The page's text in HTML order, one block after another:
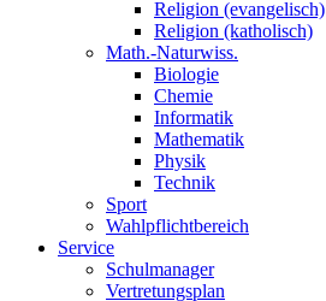
Religion (evangelisch)
Religion (katholisch)
Math.-Naturwiss.
Biologie
Chemie
Informatik
Mathematik
Physik
Technik
Sport
Wahlpflichtbereich
Service
Schulmanager
Vertretungsplan